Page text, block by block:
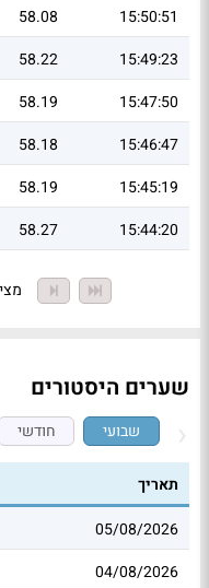
15:50:51
58.08
15:49:23
58.22
15:47:50
58.19
15:46:47
58.18
15:45:19
58.19
15:44:20
58.27
מציג
שערים היסטורים
שבועי חודשי
תאריך
05/08/2026
04/08/2026